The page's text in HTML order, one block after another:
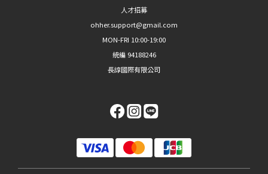
人才招募
ohher.support@gmail.com
MON-FRI 10:00-19:00
統編 94188246
長諄國際有限公司